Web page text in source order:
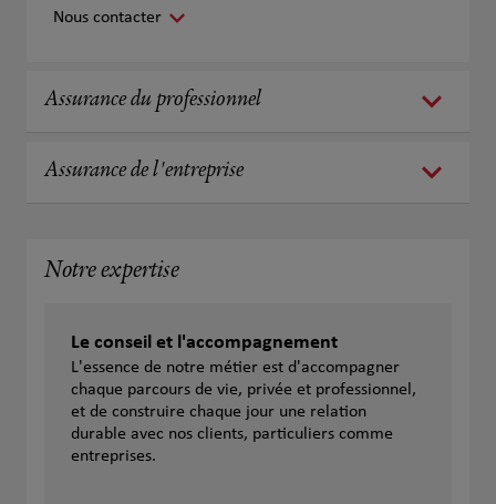
Nous contacter
Assurance du professionnel
Assurance de l'entreprise
Notre expertise
Le conseil et l'accompagnement
L'essence de notre métier est d'accompagner
chaque parcours de vie, privée et professionnel,
et de construire chaque jour une relation
durable avec nos clients, particuliers comme
entreprises.